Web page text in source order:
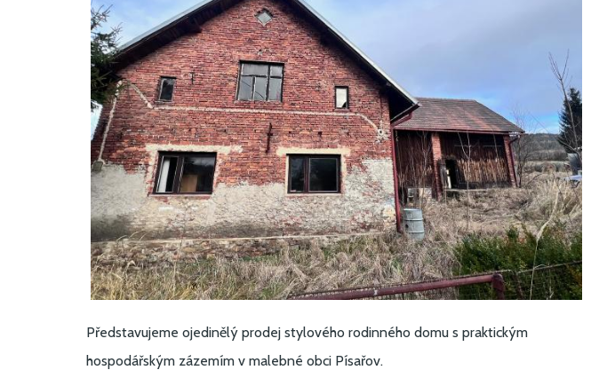
Představujeme ojedinělý prodej stylového rodinného domu s praktickým
hospodářským zázemím v malebné obci Písařov.